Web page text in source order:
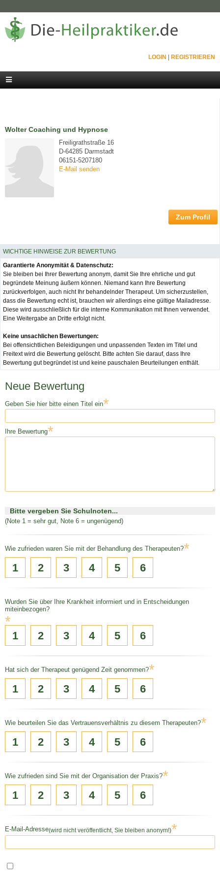
LOGIN REGISTRIEREN
Wolter Coaching und Hypnose
Freiligrathstraße 16
D-64285 Darmstadt
06151-5207180
E-Mail senden
Zum Profil
WICHTIGE HINWEISE ZUR BEWERTUNG
Garantierte Anonymität & Datenschutz:
Sie bleiben bei Ihrer Bewertung anonym, damit Sie Ihre ehrliche und gut
begründete Meinung äußern können. Niemand kann Ihre Bewertung
zurückverfolgen, auch nicht Ihr behandelnder Therapeut. Um sicherzustellen,
dass die Bewertung echt ist, brauchen wir allerdings eine gültige Mailadresse.
Diese wird ausschließlich für die interne Kommunikation mit Ihnen verwendet.
Eine Weitergabe an Dritte erfolgt nicht.
Keine unsachlichen Bewertungen:
Bei offensichtlichen Beleidigungen und unpassenden Texten im Titel und
Freitext wird die Bewertung gelöscht. Bitte achten Sie darauf, dass Ihre
Bewertung gut begründet ist und keine pauschalen Beurteilungen enthält.
Neue Bewertung
Geben Sie hier bitte einen Titel ein*
Ihre Bewertung*
Bitte vergeben Sie Schulnoten...
(Note 1 = sehr gut, Note 6 = ungenügend)
Wie zufrieden waren Sie mit der Behandlung des Therapeuten?*
1 2 3 4 5 6
Wurden Sie über Ihre Krankheit informiert und in Entscheidungen
miteinbezogen?
*
1 2 3 4 5 6
Hat sich der Therapeut genügend Zeit genommen?*
1 2 3 4 5 6
Wie beurteilen Sie das Vertrauensverhältnis zu diesem Therapeuten?*
1 2 3 4 5 6
Wie zufrieden sind Sie mit der Organisation der Praxis?*
1 2 3 4 5 6
E-Mail-Adresse(wird nicht veröffentlicht, Sie bleiben anonym!)*